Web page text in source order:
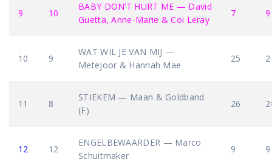
9 10
BABY DON’T HURT ME — David
Guetta, Anne-Marie & Coi Leray
7 9
10 9
WAT WIL JE VAN MIJ —
Metejoor & Hannah Mae
25 2
11 8
STIEKEM — Maan & Goldband
(F)
26
12 12
ENGELBEWAARDER — Marco
Schuitmaker
9 9